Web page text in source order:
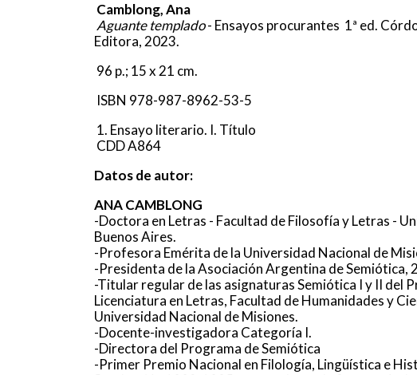
Camblong, Ana
Aguante templado- Ensayos procurantes 1ª ed.
Editora, 2023.
96 p.; 15 x 21 cm.
ISBN 978-987-8962-53-5
1. Ensayo literario. I. Título
CDD A864
Datos de autor:
ANA CAMBLONG
-Doctora en Letras - Facultad de Filosofía y Letras -
Buenos Aires.
-Profesora Emérita de la Universidad Nacional de
-Presidenta de la Asociación Argentina de Semiótica,
-Titular regular de las asignaturas Semiótica I y II del
Licenciatura en Letras, Facultad de Humanidades y
Universidad Nacional de Misiones.
-Docente-investigadora Categoría I.
-Directora del Programa de Semiótica
-Primer Premio Nacional en Filología, Lingüística e